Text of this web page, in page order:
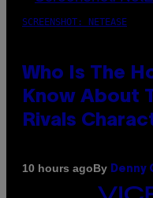
SCREENSHOT: NETEASE
Who Is The
Know About
Rivals
10 hours agoBy Denny
VICE